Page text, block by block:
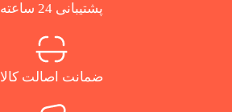
پشتیبانی 24 ساعته
ضمانت اصالت کالا